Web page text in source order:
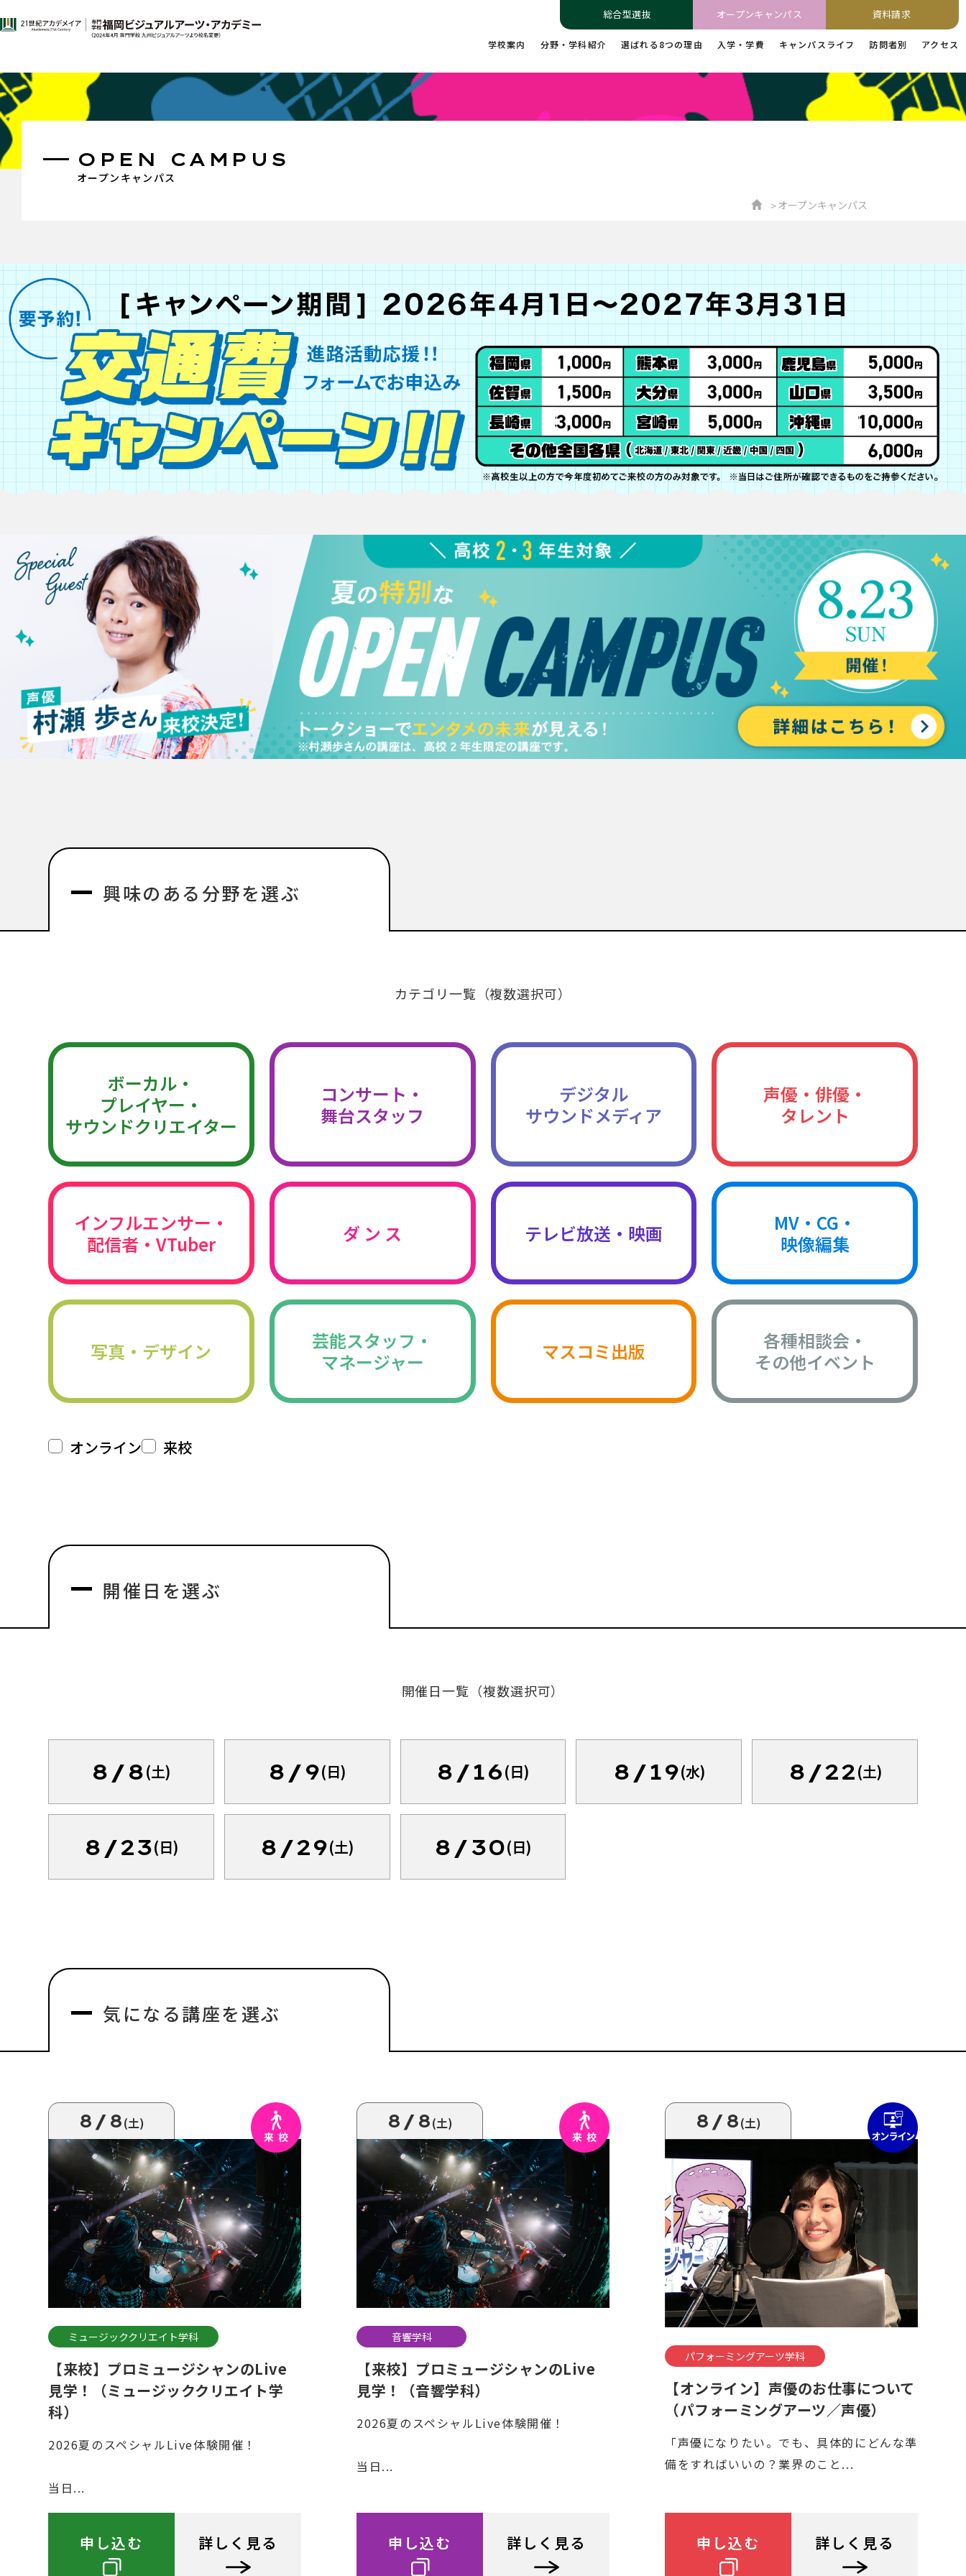
総合型選抜 オープンキャンパス 資料請求
学校案内 分野・学科紹介 選ばれる8つの理由 入学・学費 キャンパスライフ 訪問者別 アクセス
オープンキャンパス
OPEN CAMPUS
オープンキャンパス
興味のある分野を選ぶ
カテゴリ一覧（複数選択可）
ボーカル・
プレイヤー・
サウンドクリエイター
コンサート・
舞台スタッフ
デジタル
サウンドメディア
声優・俳優・
タレント
インフルエンサー・
配信者・VTuber
ダ ン ス テレビ放送・映画
MV・CG・
映像編集
写真・デザイン
芸能スタッフ・
マネージャー
マスコミ出版
各種相談会・
その他イベント
オンライン 来校
開催日を選ぶ
開催日一覧（複数選択可）
8/8(土) 8/9(日) 8/16(日) 8/19(水) 8/22(土)
8/23(日) 8/29(土) 8/30(日)
気になる講座を選ぶ
8/8(土)
ミュージッククリエイト学科
【来校】プロミュージシャンのLive
見学！（ミュージッククリエイト学
科）
2026夏のスペシャルLive体験開催！
当日...
申し込む 詳しく見る
8/8(土)
音響学科
【来校】プロミュージシャンのLive
見学！（音響学科）
2026夏のスペシャルLive体験開催！
当日...
申し込む 詳しく見る
8/8(土)
パフォーミングアーツ学科
【オンライン】声優のお仕事について
（パフォーミングアーツ／声優）
「声優になりたい。でも、具体的にどんな準
備をすればいいの？業界のこと...
申し込む 詳しく見る